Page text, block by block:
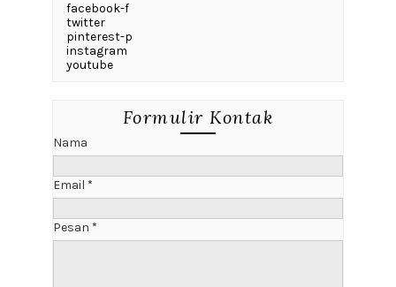
facebook-f
twitter
pinterest-p
instagram
youtube
Formulir Kontak
Nama
Email *
Pesan *